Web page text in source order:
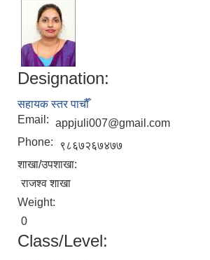
Designation:
सहायक स्तर पाचौँ
Email: appjuli007@gmail.com
Phone:
९८६७२६७४७७
शाखा/उपशाखा:
राजश्‍व शाखा
Weight:
0
Class/Level: